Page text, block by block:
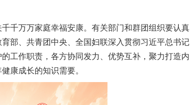
万万家庭幸福安康。有关部门和群团组织要认真
部、共青团中央、全国妇联深入贯彻习近平总书记
工作职责，各方协同发力、优势互补，聚力打造内
康成长的知识需要。